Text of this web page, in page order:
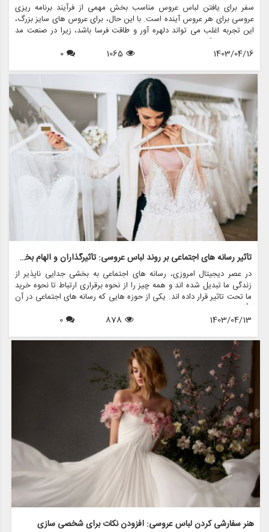
سفر برای یافتن لباس عروس مناسب بخش مهمی از فرآیند برنامه ریزی
عروسی برای هر عروس آینده است. با این حال، برای عروس های سایز بزرگ،
این تجربه اغلب می تواند دلهره آور و طاقت فرسا باشد، زیرا در صنعت مد
لباس عروس گنجانده نشده است. خوشبختانه، با افزایش مثبت بودن بدن و
تقاضا برای تنوع در مد، تغییر مثبتی به سمت فراگیری در مد لباس عروس
لباس عروس برای عروس های سایز بزرگ پیشتاز است مزون چرخچی است.
این فروشگاه با ارائه خدمات اجاره لباس عروس، فروش لباس عروس، طراحی
و دوخت لباس عروس، لوازم جانبی عروس و کلیه اقلام مربوط به عروس، آن
را به مقصدی یکجا برای عروس در هر سایز تبدیل کرده است.
1403/04/16
1065
0
تأثیر رسانه های اجتماعی بر روند لباس عروسی: تأثیرگذاران و الهام بخشان
در عصر دیجیتال امروزی، رسانه های اجتماعی به بخشی جدایی ناپذیر از
زندگی ما تبدیل شده اند و همه چیز را از نحوه برقراری ارتباط تا نحوه خرید
ما تحت تاثیر قرار داده اند. یکی از حوزه هایی که رسانه های اجتماعی در آن
تأثیر قابل توجهی داشته است، در دنیای ترندهای لباس عروس است. با
پلتفرم هایی مانند اینستاگرام، پینترست و تیک تاک، عروس های آینده
رویایی خود برای روز بزرگ شکل می دهند.
1403/04/13
878
0
هنر سفارشی کردن لباس عروسی: افزودن نکات برای شخصی سازی